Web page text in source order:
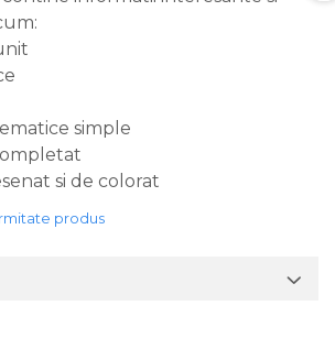
simple
si de colorat
produs